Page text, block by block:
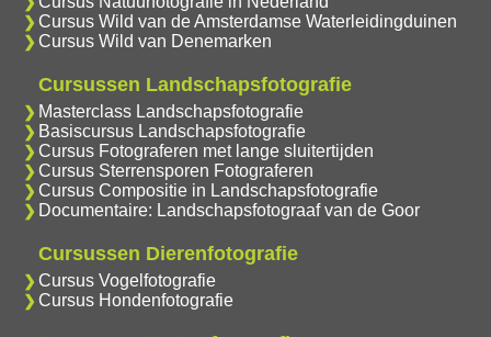
Cursus Wild van de Amsterdamse Waterleidingduinen
Cursus Wild van Denemarken
Cursussen Landschapsfotografie
Masterclass Landschapsfotografie
Basiscursus Landschapsfotografie
Cursus Fotograferen met lange sluitertijden
Cursus Sterrensporen Fotograferen
Cursus Compositie in Landschapsfotografie
Documentaire: Landschapsfotograaf van de Goor
Cursussen Dierenfotografie
Cursus Vogelfotografie
Cursus Hondenfotografie